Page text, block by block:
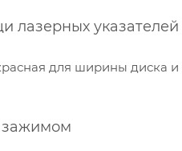
лазерных указателей
для ширины диска
зажимом